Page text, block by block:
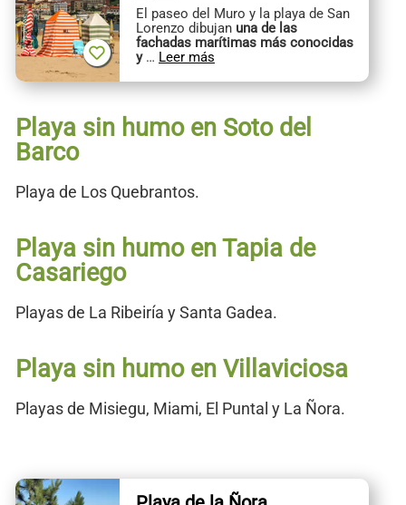
El paseo del Muro y la playa de San
Lorenzo dibujan una de las
fachadas marítimas más conocidas
y… Leer más
Playa sin humo en Soto del
Barco
Playa de Los Quebrantos.
Playa sin humo en Tapia de
Casariego
Playas de La Ribeiría y Santa Gadea.
Playa sin humo en Villaviciosa
Playas de Misiegu, Miami, El Puntal y La Ñora.